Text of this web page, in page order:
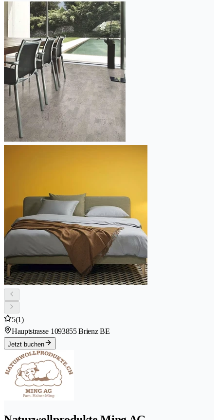
5(1)
Hauptstrasse 1093855 Brienz BE
Jetzt buchen